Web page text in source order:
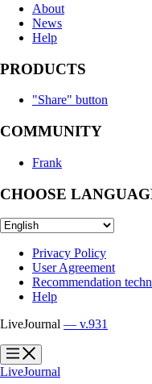
About
News
Help
PRODUCTS
"Share" button
COMMUNITY
Frank
CHOOSE
Privacy Policy
User Agreement
Recommendation
Help
LiveJournal — v.931
?
?
LiveJournal